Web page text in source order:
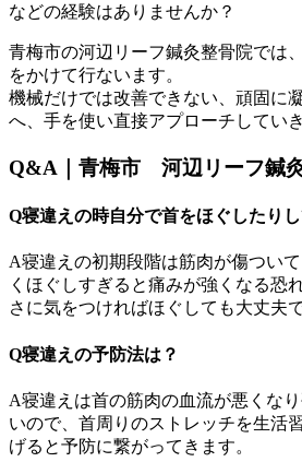
などの経験はありませんか？
青梅市の河辺リーフ鍼灸整骨院では
をかけて行ないます。
機械だけでは改善できない、頑固に
へ、手を使い直接アプローチしていき
Q&A｜青梅市 河辺リーフ鍼
Q寝違えの時自分で首をほぐしたり
A寝違えの初期段階は筋肉が傷つい
くほぐしすぎると痛みが強くなる恐
さに気をつければほぐしても大丈夫で
Q寝違えの予防法は？
A寝違えは首の筋肉の血流が悪くな
いので、首周りのストレッチを生活
げると予防に繋がってきます。